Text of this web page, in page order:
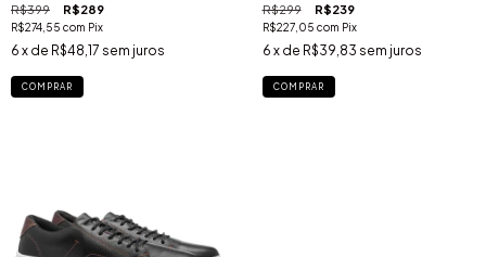
R$399 R$289
R$274,55 com Pix
6 x de R$48,17 sem juros
COMPRAR
R$299 R$239
R$227,05 com Pix
6 x de R$39,83 sem juros
COMPRAR